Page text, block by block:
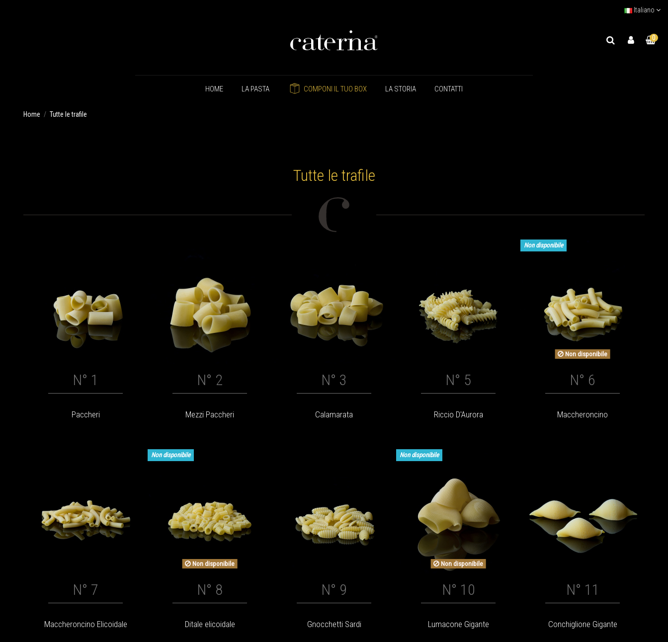
Italiano
0
HOME LA PASTA COMPONI IL TUO BOX LA STORIA CONTATTI
Home Tutte le trafile
Tutte le trafile
N° 1
Paccheri
N° 2
Mezzi Paccheri
N° 3
Calamarata
N° 5
Riccio D'Aurora
Non disponibile
Non disponibile
N° 6
Maccheroncino
N° 7
Maccheroncino Elicoidale
Non disponibile
Non disponibile
N° 8
Ditale elicoidale
N° 9
Gnocchetti Sardi
Non disponibile
Non disponibile
N° 10
Lumacone Gigante
N° 11
Conchiglione Gigante